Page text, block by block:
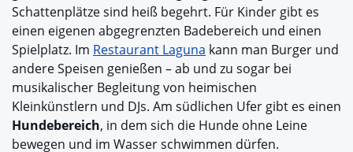
Schattenplätze sind heiß begehrt. Für Kinder gibt es
einen eigenen abgegrenzten Badebereich und einen
Spielplatz. Im Restaurant Laguna kann man Burger und
andere Speisen genießen – ab und zu sogar bei
musikalischer Begleitung von heimischen
Kleinkünstlern und DJs. Am südlichen Ufer gibt es einen
Hundebereich, in dem sich die Hunde ohne Leine
bewegen und im Wasser schwimmen dürfen.